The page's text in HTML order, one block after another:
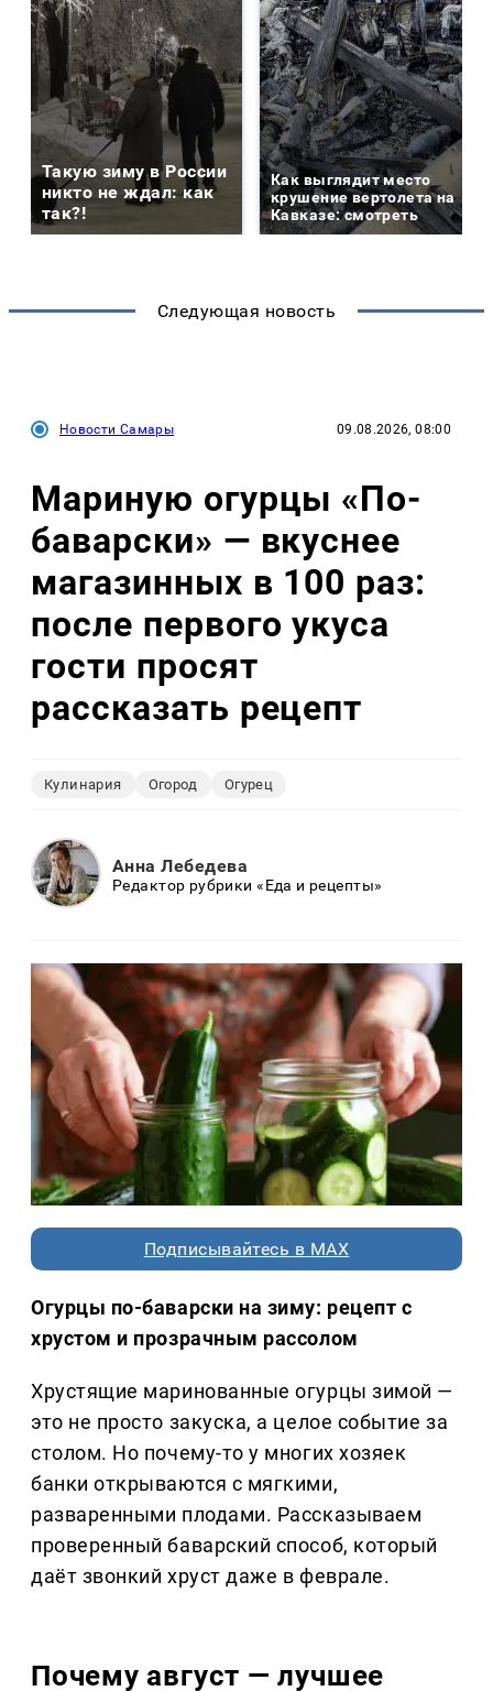
Такую зиму в России
никто не ждал: как
так?!
Как выглядит место
крушение вертолета на
Кавказе: смотреть
Следующая новость
Новости Самары 09.08.2026, 08:00
Мариную огурцы «По-
баварски» — вкуснее
магазинных в 100 раз:
после первого укуса
гости просят
рассказать рецепт
Кулинария Огород Огурец
Анна Лебедева
Редактор рубрики «Еда и рецепты»
Подписывайтесь в MAX
Огурцы по-баварски на зиму: рецепт с
хрустом и прозрачным рассолом
Хрустящие маринованные огурцы зимой —
это не просто закуска, а целое событие за
столом. Но почему-то у многих хозяек
банки открываются с мягкими,
разваренными плодами. Рассказываем
проверенный баварский способ, который
даёт звонкий хруст даже в феврале.
Почему август — лучшее